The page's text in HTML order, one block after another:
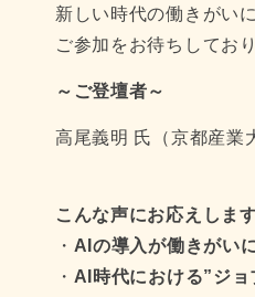
新しい時代の働きがい
ご参加をお待ちしてお
～ご登壇者～
高尾義明 氏（京都産業
こんな声にお応えしま
・ AIの導入が働きがい
・ AI時代における”ジョ